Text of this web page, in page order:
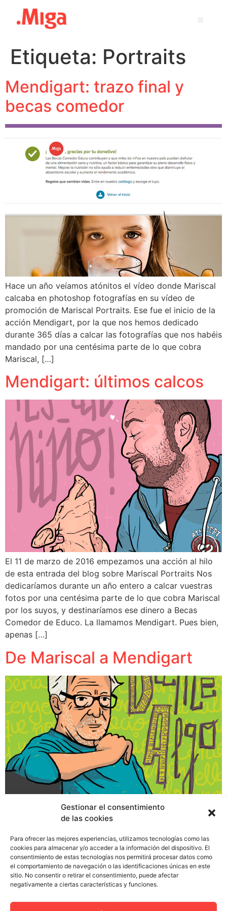
Gestionar el consentimiento
de las cookies
Para ofrecer las mejores experiencias, utilizamos tecnologías como las
cookies para almacenar y/o acceder a la información del dispositivo. El
consentimiento de estas tecnologías nos permitirá procesar datos como
el comportamiento de navegación o las identificaciones únicas en este
sitio. No consentir o retirar el consentimiento, puede afectar
negativamente a ciertas características y funciones.
Etiqueta: Portraits
Mendigart: trazo final y
becas comedor
Hace un año veíamos atónitos el vídeo donde Mariscal
calcaba en photoshop fotografías en su vídeo de
promoción de Mariscal Portraits. Ese fue el inicio de la
acción Mendigart, por la que nos hemos dedicado
durante 365 días a calcar las fotografías que nos habéis
mandado por una centésima parte de lo que cobra
Mariscal, […]
Mendigart: últimos calcos
El 11 de marzo de 2016 empezamos una acción al hilo
de esta entrada del blog sobre Mariscal Portraits Nos
dedicaríamos durante un año entero a calcar vuestras
fotos por una centésima parte de lo que cobra Mariscal
por los suyos, y destinaríamos ese dinero a Becas
Comedor de Educo. La llamamos Mendigart. Pues bien,
apenas […]
De Mariscal a Mendigart
A finales de octubre del pasado 2015 el mundo del
diseño y de la ilustración se quedó boquiabierto ante la
noticia de que Javier Mariscal, un auténtico referente
del sector, confesaba que se encontraba en bancarrota
y que tenía que verse obligado a vender su obra como